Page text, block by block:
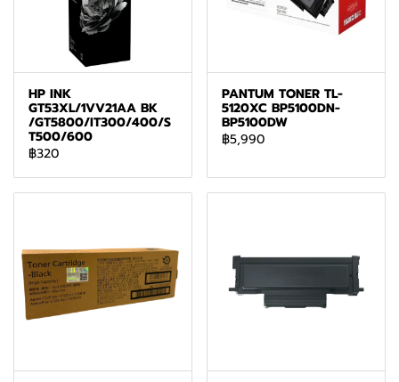
HP INK
GT53XL/1VV21AA BK
/GT5800/IT300/400/S
T500/600
฿320
PANTUM TONER TL-
5120XC BP5100DN-
BP5100DW
฿5,990